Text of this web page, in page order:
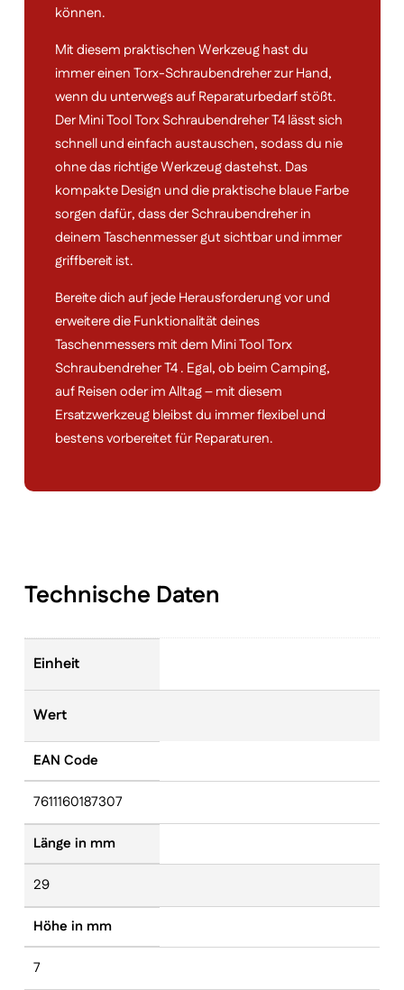
können.
Mit diesem praktischen Werkzeug hast du
immer einen Torx-Schraubendreher zur Hand,
wenn du unterwegs auf Reparaturbedarf stößt.
Der Mini Tool Torx Schraubendreher T4 lässt sich
schnell und einfach austauschen, sodass du nie
ohne das richtige Werkzeug dastehst. Das
kompakte Design und die praktische blaue Farbe
sorgen dafür, dass der Schraubendreher in
deinem Taschenmesser gut sichtbar und immer
griffbereit ist.
Bereite dich auf jede Herausforderung vor und
erweitere die Funktionalität deines
Taschenmessers mit dem Mini Tool Torx
Schraubendreher T4 . Egal, ob beim Camping,
auf Reisen oder im Alltag – mit diesem
Ersatzwerkzeug bleibst du immer flexibel und
bestens vorbereitet für Reparaturen.
Technische Daten
Einheit
Wert
EAN Code
7611160187307
Länge in mm
29
Höhe in mm
7